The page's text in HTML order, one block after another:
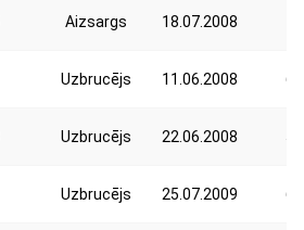
Aizsargs 18.07.2008
Uzbrucējs 11.06.2008
Uzbrucējs 22.06.2008
Uzbrucējs 25.07.2009